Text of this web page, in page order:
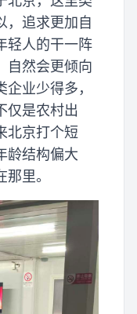
，追求更加自
轻人的干一阵
自然会更倾向
业少得多，
仅是农村出
北京打个短
龄结构偏大
里。